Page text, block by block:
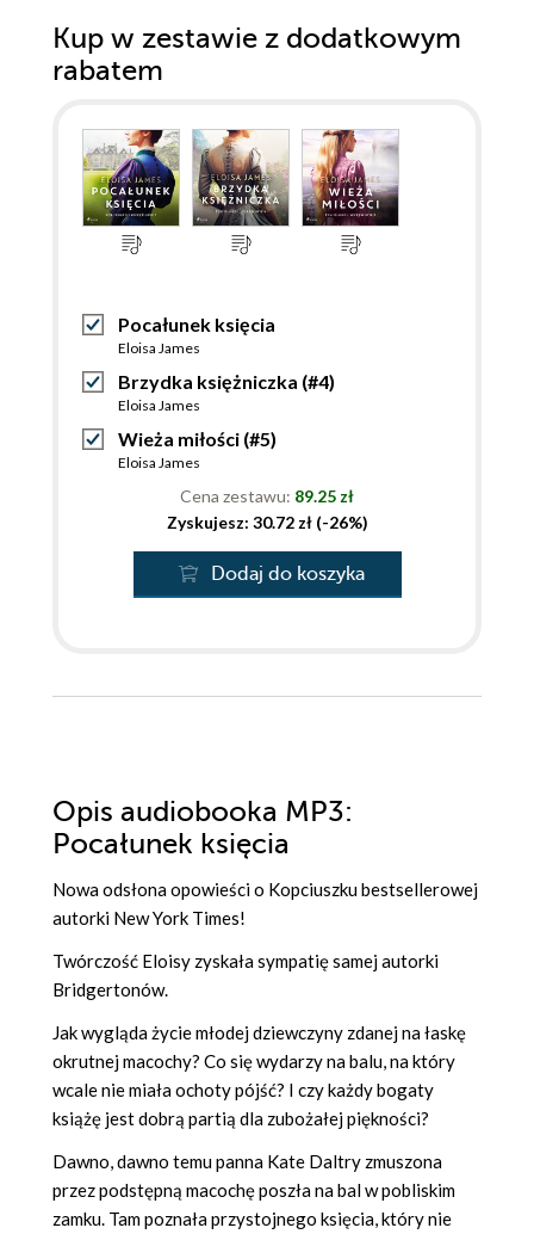
Kup w zestawie z dodatkowym
rabatem
Pocałunek księcia
Eloisa James
Brzydka księżniczka (#4)
Eloisa James
Wieża miłości (#5)
Eloisa James
Cena zestawu: 89.25 zł
Zyskujesz: 30.72 zł (-26%)
Dodaj do koszyka
Opis audiobooka MP3:
Pocałunek księcia
Nowa odsłona opowieści o Kopciuszku bestsellerowej
autorki New York Times!
Twórczość Eloisy zyskała sympatię samej autorki
Bridgertonów.
Jak wygląda życie młodej dziewczyny zdanej na łaskę
okrutnej macochy? Co się wydarzy na balu, na który
wcale nie miała ochoty pójść? I czy każdy bogaty
książę jest dobrą partią dla zubożałej piękności?
Dawno, dawno temu panna Kate Daltry zmuszona
przez podstępną macochę poszła na bal w pobliskim
zamku. Tam poznała przystojnego księcia, który nie